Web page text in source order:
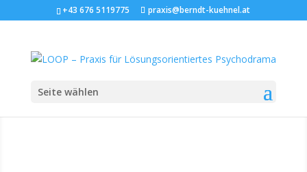
+43 676 5119775 praxis@berndt-kuehnel.at
Seite wählen